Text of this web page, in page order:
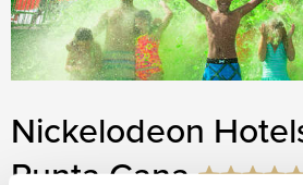
Nickelodeon
Punta Cana